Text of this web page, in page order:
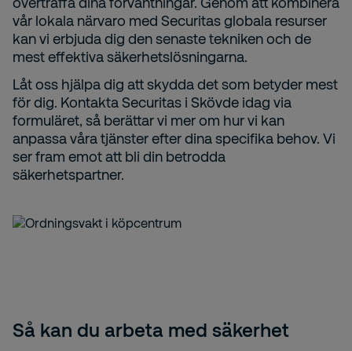
vår lokala närvaro med Securitas globala resurser
kan vi erbjuda dig den senaste tekniken och de
mest effektiva säkerhetslösningarna.
Låt oss hjälpa dig att skydda det som betyder mest
för dig. Kontakta Securitas i Skövde idag via
formuläret, så berättar vi mer om hur vi kan
anpassa våra tjänster efter dina specifika behov. Vi
ser fram emot att bli din betrodda
säkerhetspartner.
Så kan du arbeta med säkerhet